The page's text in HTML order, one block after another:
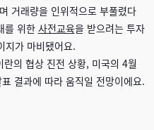
거래량을 인위적으로 부풀렸다
를 위한 사전교육을 받으려는 투자
지가 마비됐어요.
의 협상 진전 상황, 미국의 4월
결과에 따라 움직일 전망이에요.